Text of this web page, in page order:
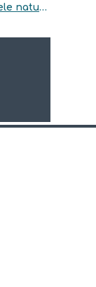
Adidasi fete din piele natural model HEIDI